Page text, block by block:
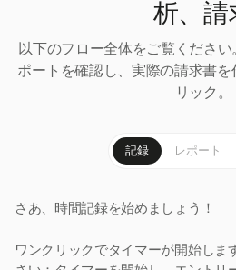
析、請
以下のフロー全体をご覧くださ
ポートを確認し、実際の請求書
リック。
記録 レポート
さあ、時間記録を始めましょう！
ワンクリックでタイマーが開始しま